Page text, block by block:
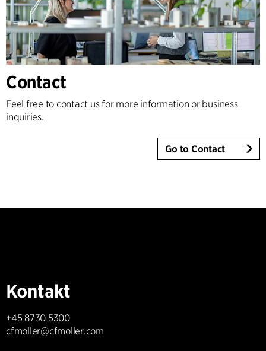
Contact
Feel free to contact us for more information or business
inquiries.
Go to Contact
Kontakt
+45 8730 5300
cfmoller@cfmoller.com